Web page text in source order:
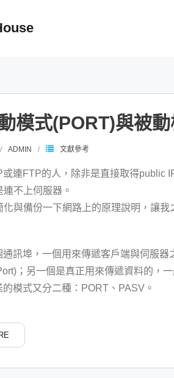
模式(PORT)與被
ADMIN 文獻參考
或連FTP的人，除非是直接取得public
不上伺服器。
化與備份一下網路上的原理說明，讓
通訊埠，一個用來傳遞客戶端與伺服
；另一個是真正用來傳遞資料的，
的模式又分二種：PORT、PASV。